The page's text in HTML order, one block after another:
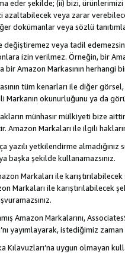
eder şekilde; (ii) bizi,
veya zarar
dokümanlar veya sözlü
değiştiremez veya tadil
izin verilmez. Örneğin, bir
bir Amazon Markasının herhangi
tüm kenarları ile diğer
Markanın okunurluğunu ya da
münhasır mülkiyeti bize
Amazon Markaları ile ilgili
yazılı yetkilendirme
başka şekilde kullanamazsınız.
Markaları ile
ile karıştırılabilecek
Amazon Markalarını,
yayımlayarak, istediğimiz
Kılavuzları’na uygun olmayan